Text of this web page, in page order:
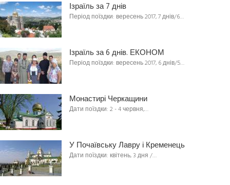
Ізраїль за 7 днів
Період поїздки: вересень 2017, 7 днів/6…
Ізраїль за 6 днів. ЕКОНОМ
Період поїздки: вересень 2017, 6 днів/5…
Монастирі Черкащини
Дати поїздки: 2 - 4 червня,…
У Почаївську Лавру і Кременець
Дати поїздки: квітень, 3 дня /…